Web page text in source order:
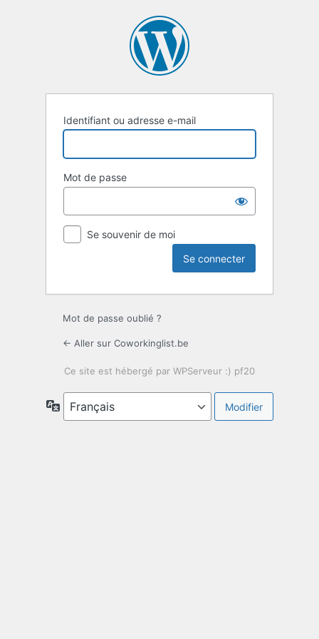
Identifiant ou adresse e-mail
Mot de passe
Se souvenir de moi
Mot de passe oublié ?
← Aller sur Coworkinglist.be
Langue